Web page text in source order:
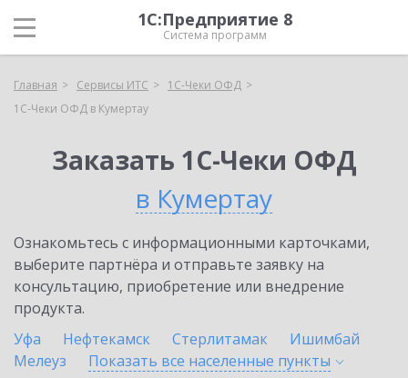
1С:Предприятие 8
Система программ
Главная Сервисы ИТС
1С-Чеки ОФД
1С-Чеки ОФД в Кумертау
Заказать 1С-Чеки ОФД
в Кумертау
Ознакомьтесь с информационными карточками,
выберите партнёра и отправьте заявку на
консультацию, приобретение или внедрение
продукта.
Уфа
Нефтекамск Стерлитамак
Ишимбай
Мелеуз
Показать все населенные пункты